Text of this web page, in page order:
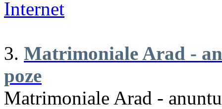
Internet
3. Matrimoniale Arad -
poze
Matrimoniale Arad -